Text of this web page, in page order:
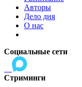
Авторы
Дело дня
О нас
Социальные сети
Стриминги